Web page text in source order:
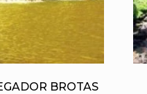
BROTAS